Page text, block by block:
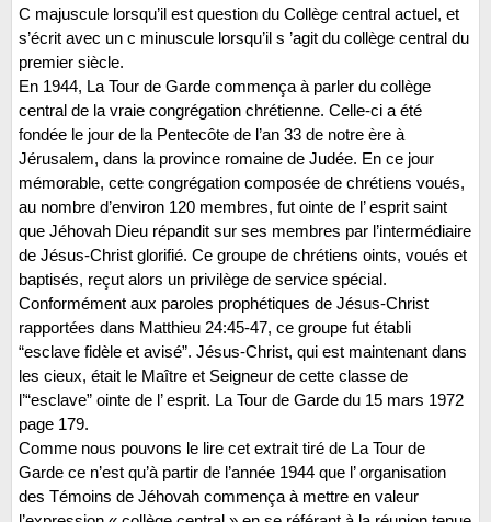
C majuscule lorsqu’il est question du Collège central actuel, et
s’écrit avec un c minuscule lorsqu’il s ’agit du collège central du
premier siècle.
En 1944, La Tour de Garde commença à parler du collège
central de la vraie congrégation chrétienne. Celle-ci a été
fondée le jour de la Pentecôte de l’an 33 de notre ère à
Jérusalem, dans la province romaine de Judée. En ce jour
mémorable, cette congrégation composée de chrétiens voués,
au nombre d’environ 120 membres, fut ointe de l’ esprit saint
que Jéhovah Dieu répandit sur ses membres par l’intermédiaire
de Jésus-Christ glorifié. Ce groupe de chrétiens oints, voués et
baptisés, reçut alors un privilège de service spécial.
Conformément aux paroles prophétiques de Jésus-Christ
rapportées dans Matthieu 24:45-47, ce groupe fut établi
“esclave fidèle et avisé”. Jésus-Christ, qui est maintenant dans
les cieux, était le Maître et Seigneur de cette classe de
l’“esclave” ointe de l’ esprit. La Tour de Garde du 15 mars 1972
page 179.
Comme nous pouvons le lire cet extrait tiré de La Tour de
Garde ce n’est qu’à partir de l’année 1944 que l’ organisation
des Témoins de Jéhovah commença à mettre en valeur